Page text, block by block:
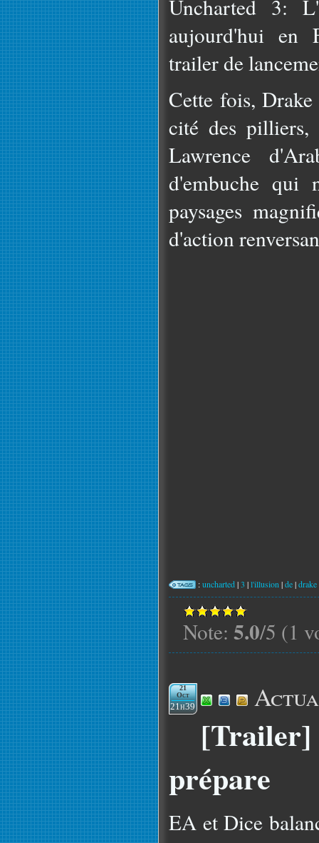
Uncharted 3:
aujourd'hui en
trailer de
Cette fois,
cité des pilliers,
Lawrence
d'embuche qui
paysages
d'action
:uncharted|3 |l'illusion |de|drake
Note: 5.0/5 (1
21
Oct
21h39
[Trailer]
prépare
EA et Dice